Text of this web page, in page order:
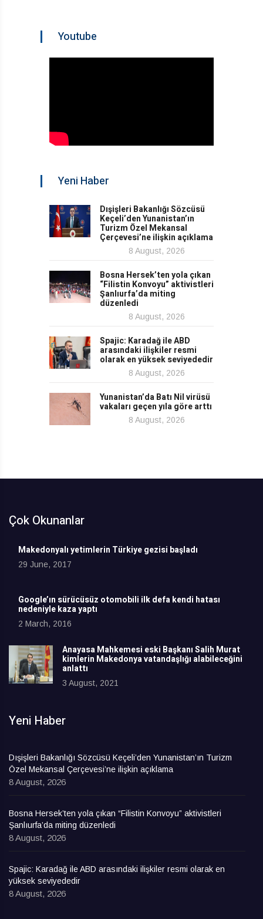
Youtube
Yeni Haber
Dışişleri Bakanlığı Sözcüsü
Keçeli’den Yunanistan’ın
Turizm Özel Mekansal
Çerçevesi’ne ilişkin açıklama
8 August, 2026
Bosna Hersek’ten yola çıkan
“Filistin Konvoyu” aktivistleri
Şanlıurfa’da miting
düzenledi
8 August, 2026
Spajic: Karadağ ile ABD
arasındaki ilişkiler resmi
olarak en yüksek seviyededir
8 August, 2026
Yunanistan’da Batı Nil virüsü
vakaları geçen yıla göre arttı
8 August, 2026
Çok Okunanlar
Makedonyalı yetimlerin Türkiye gezisi başladı
29 June, 2017
Google’ın sürücüsüz otomobili ilk defa kendi hatası
nedeniyle kaza yaptı
2 March, 2016
Anayasa Mahkemesi eski Başkanı Salih Murat
kimlerin Makedonya vatandaşlığı alabileceğini
anlattı
3 August, 2021
Yeni Haber
Dışişleri Bakanlığı Sözcüsü Keçeli’den Yunanistan’ın Turizm
Özel Mekansal Çerçevesi’ne ilişkin açıklama
8 August, 2026
Bosna Hersek’ten yola çıkan “Filistin Konvoyu” aktivistleri
Şanlıurfa’da miting düzenledi
8 August, 2026
Spajic: Karadağ ile ABD arasındaki ilişkiler resmi olarak en
yüksek seviyededir
8 August, 2026